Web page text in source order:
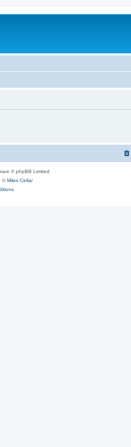
© phpBB Limited
©Miles Cellar